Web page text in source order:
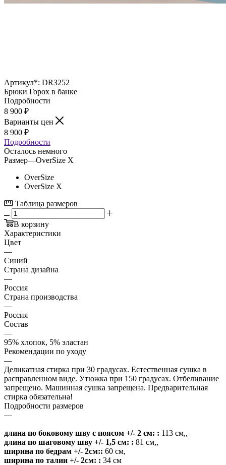
Артикул*: DR3252
Брюки Горох в банке
Подробности
8 900 ₽
Варианты цен
8 900 ₽
Подробности
Осталось немного
Размер—OverSize X
OverSize
OverSize X
Таблица размеров
В корзину
Характеристики
Цвет
—
Синий
Страна дизайна
—
Россия
Страна производства
—
Россия
Состав
—
95% хлопок, 5% эластан
Рекомендации по уходу
—
Деликатная стирка при 30 градусах. Естественная сушка в
расправленном виде. Утюжка при 150 градусах. Отбеливание
запрещено. Машинная сушка запрещена. Предварительная
стирка обязательна!
Подробности размеров
—
длина по боковому шву с поясом +/- 2 см: : 113 см,,
длина по шаговому шву +/- 1,5 см: : 81 см,,
ширина по бедрам +/- 2см:: 60 см,
ширина по талии +/- 2см: : 34 см